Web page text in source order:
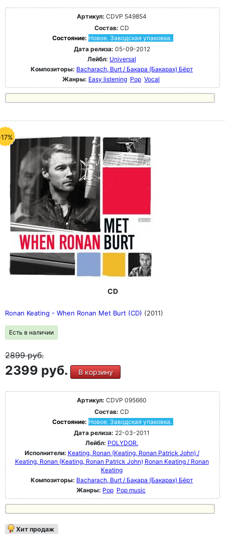
Артикул: CDVP 549854
Состав: CD
Состояние: Новое. Заводская упаковка.
Дата релиза: 05-09-2012
Лейбл: Universal
Композиторы: Bacharach, Burt / Бакара (Бакарах) Бёрт
Жанры: Easy listening Pop Vocal
CD
Ronan Keating - When Ronan Met Burt (CD) (2011)
Есть в наличии
2899руб.
2399 руб. В корзину
Артикул: CDVP 095660
Состав: CD
Состояние: Новое. Заводская упаковка.
Дата релиза: 22-03-2011
Лейбл: POLYDOR.
Исполнители: Keating, Ronan (Keating, Ronan Patrick John) /
Keating, Ronan (Keating, Ronan Patrick John) Ronan Keating / Ronan
Keating
Композиторы: Bacharach, Burt / Бакара (Бакарах) Бёрт
Жанры: Pop Pop music
Хит продаж